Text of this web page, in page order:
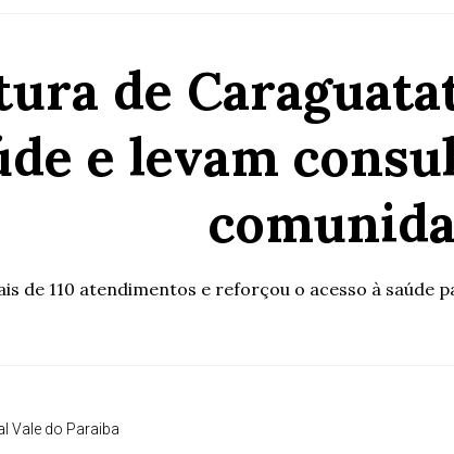
de
e levam
de 110 atendimentos e reforçou o acesso à saúde
Vale do Paraiba